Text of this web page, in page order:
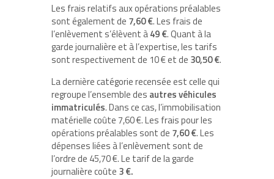
Les frais relatifs aux opérations préalables
sont également de 7,60 €. Les frais de
l’enlèvement s’élèvent à49 €. Quant à la
garde journalière et à l’expertise, les tarifs
sont respectivement de 10 € et de 30,50 €.
La dernière catégorie recensée est celle qui
regroupe l’ensemble des autresvéhicules
immatriculés. Dans ce cas, l’immobilisation
matérielle coûte 7,60 €. Les frais pour les
opérations préalables sont de 7,60 €. Les
dépenses liées à l’enlèvement sont de
l’ordre de 45,70 €. Le tarif de la garde
journalière coûte 3€.